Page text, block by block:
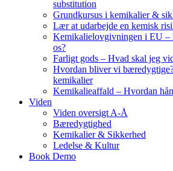
substitution
Grundkursus i kemikalier &
Lær at udarbejde en kemisk
Kemikalielovgivningen i EU –
os?
Farligt gods – Hvad skal jeg
Hvordan bliver vi
kemikalier
Kemikalieaffald – Hvordan
Viden
Viden oversigt A-Å
Bæredygtighed
Kemikalier & Sikkerhed
Ledelse & Kultur
Book Demo